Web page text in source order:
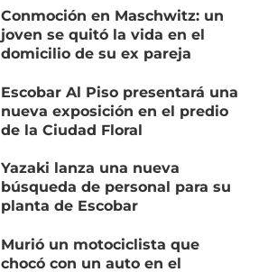
Conmoción en Maschwitz: un
joven se quitó la vida en el
domicilio de su ex pareja
Escobar Al Piso presentará una
nueva exposición en el predio
de la Ciudad Floral
Yazaki lanza una nueva
búsqueda de personal para su
planta de Escobar
Murió un motociclista que
chocó con un auto en el